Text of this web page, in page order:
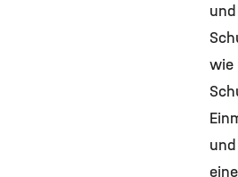
und
wie
und